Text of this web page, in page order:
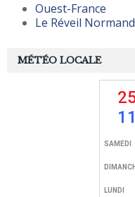
MÉTÉO LOCALE
Ouest-France
Le Réveil Normand